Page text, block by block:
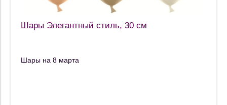
Шары Элегантный стиль, 30 см
Шары на 8 марта